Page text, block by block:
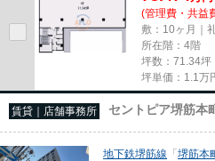
(管理費・共益
敷：10ヶ月｜
所在階：4階
坪数：71.34坪
坪単価： 1.1 万
賃貸｜店舗事務所 セントピア堺筋本
地下鉄堺筋線 「堺筋本